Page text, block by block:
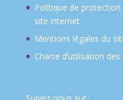
Politique de
site internet
Mentions légales du
Charte d’utilisation